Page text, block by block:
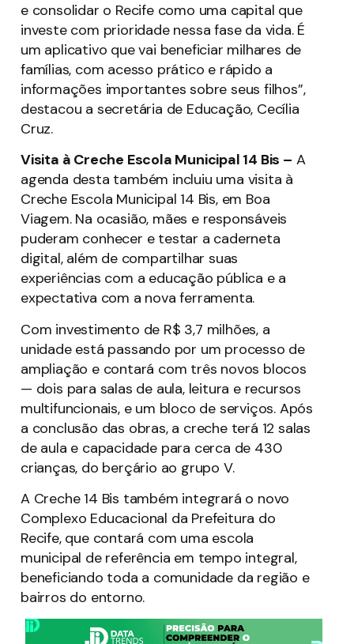
e consolidar o Recife como uma capital que
investe com prioridade nessa fase da vida. É
um aplicativo que vai beneficiar milhares de
famílias, com acesso prático e rápido a
informações importantes sobre seus filhos”,
destacou a secretária de Educação, Cecília
Cruz.
Visita à Creche Escola Municipal 14 Bis – A
agenda desta também incluiu uma visita à
Creche Escola Municipal 14 Bis, em Boa
Viagem. Na ocasião, mães e responsáveis
puderam conhecer e testar a caderneta
digital, além de compartilhar suas
experiências com a educação pública e a
expectativa com a nova ferramenta.
Com investimento de R$ 3,7 milhões, a
unidade está passando por um processo de
ampliação e contará com três novos blocos
— dois para salas de aula, leitura e recursos
multifuncionais, e um bloco de serviços. Após
a conclusão das obras, a creche terá 12 salas
de aula e capacidade para cerca de 430
crianças, do berçário ao grupo V.
A Creche 14 Bis também integrará o novo
Complexo Educacional da Prefeitura do
Recife, que contará com uma escola
municipal de referência em tempo integral,
beneficiando toda a comunidade da região e
bairros do entorno.